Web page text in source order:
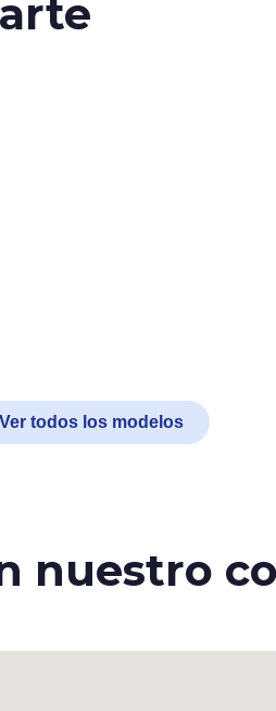
Ver todos los modelos
nuestro